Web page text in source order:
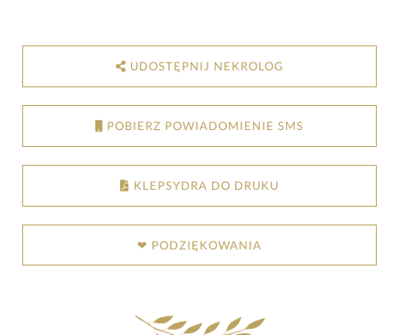
UDOSTĘPNIJ NEKROLOG
POBIERZ POWIADOMIENIE SMS
KLEPSYDRA DO DRUKU
❤ PODZIĘKOWANIA